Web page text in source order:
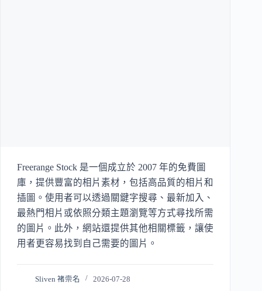
Freerange Stock 是一個成立於 2007 年的免費圖
庫，提供豐富的相片素材，包括高品質的相片和
插圖。使用者可以透過關鍵字搜尋、最新加入、
最熱門相片或依照分類主題瀏覽等方式尋找所需
的圖片。此外，網站還提供其他相關標籤，讓使
用者更容易找到自己需要的圖片。
Sliven 褚崇名 2026-07-28